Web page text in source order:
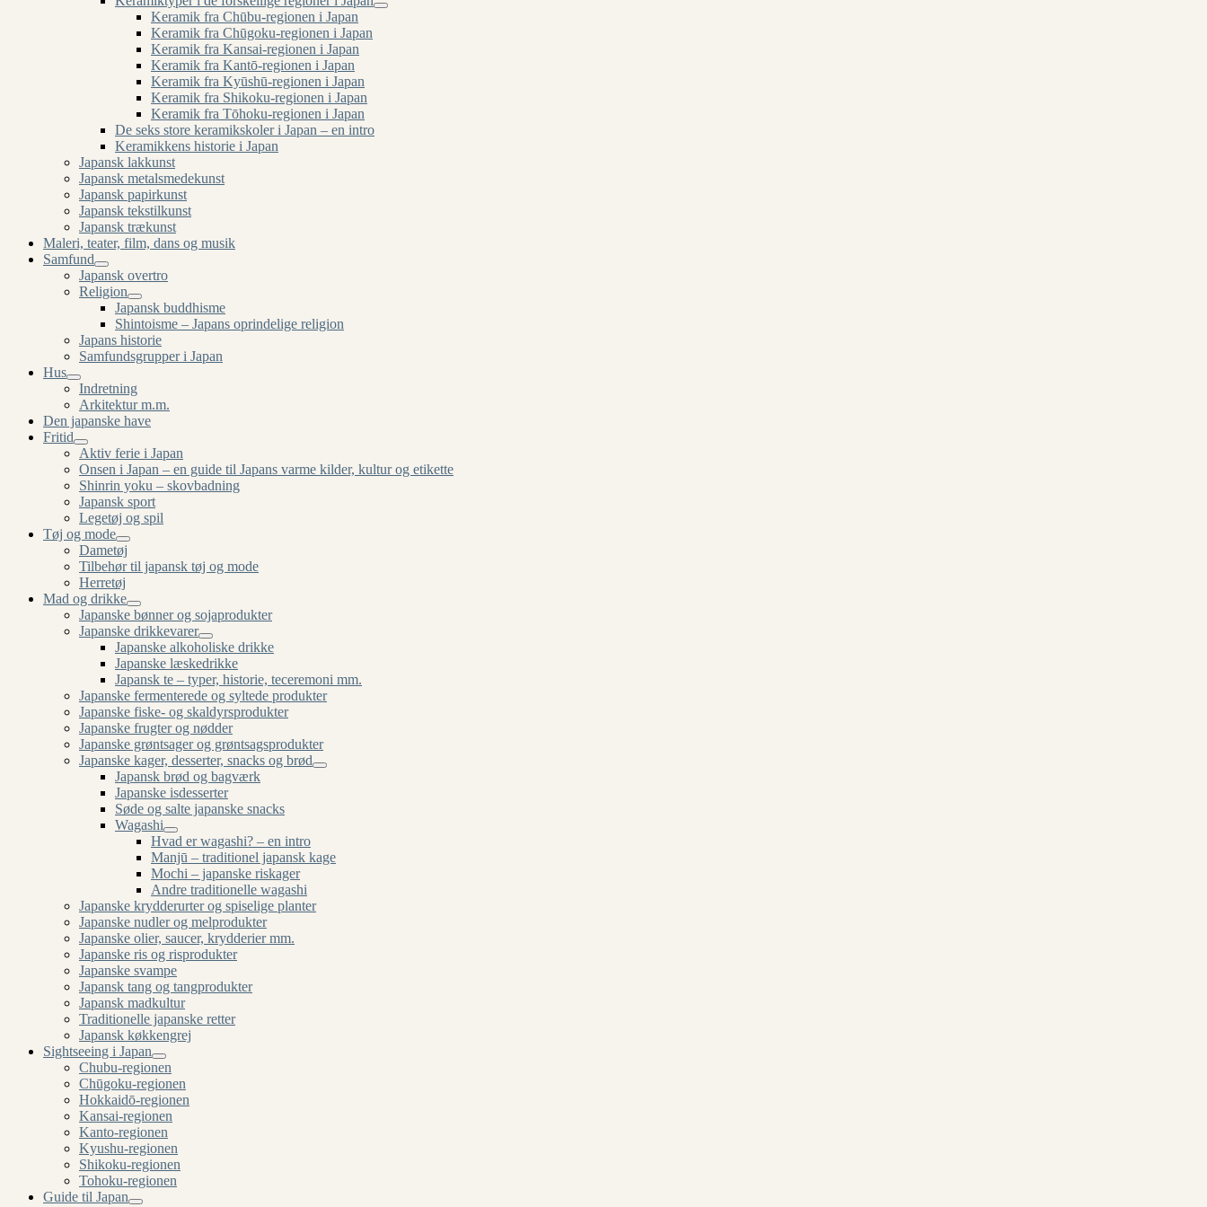
Keramik fra Chūbu-regionen i Japan
Keramik fra Chūgoku-regionen i Japan
Keramik fra Kansai-regionen i Japan
Keramik fra Kantō-regionen i Japan
Keramik fra Kyūshū-regionen i Japan
Keramik fra Shikoku-regionen i Japan
Keramik fra Tōhoku-regionen i Japan
De seks store keramikskoler i Japan – en intro
Keramikkens historie i Japan
Japansk lakkunst
Japansk metalsmedekunst
Japansk papirkunst
Japansk tekstilkunst
Japansk trækunst
Maleri, teater, film, dans og musik
Samfund
Japansk overtro
Religion
Japansk buddhisme
Shintoisme – Japans oprindelige religion
Japans historie
Samfundsgrupper i Japan
Hus
Indretning
Arkitektur m.m.
Den japanske have
Fritid
Aktiv ferie i Japan
Onsen i Japan – en guide til Japans varme kilder, kultur og etikette
Shinrin yoku – skovbadning
Japansk sport
Legetøj og spil
Tøj og mode
Dametøj
Tilbehør til japansk tøj og mode
Herretøj
Mad og drikke
Japanske bønner og sojaprodukter
Japanske drikkevarer
Japanske alkoholiske drikke
Japanske læskedrikke
Japansk te – typer, historie, teceremoni mm.
Japanske fermenterede og syltede produkter
Japanske fiske- og skaldyrsprodukter
Japanske frugter og nødder
Japanske grøntsager og grøntsagsprodukter
Japanske kager, desserter, snacks og brød
Japansk brød og bagværk
Japanske isdesserter
Søde og salte japanske snacks
Wagashi
Hvad er wagashi? – en intro
Manjū – traditionel japansk kage
Mochi – japanske riskager
Andre traditionelle wagashi
Japanske krydderurter og spiselige planter
Japanske nudler og melprodukter
Japanske olier, saucer, krydderier mm.
Japanske ris og risprodukter
Japanske svampe
Japansk tang og tangprodukter
Japansk madkultur
Traditionelle japanske retter
Japansk køkkengrej
Sightseeing i Japan
Chubu-regionen
Chūgoku-regionen
Hokkaidō-regionen
Kansai-regionen
Kanto-regionen
Kyushu-regionen
Shikoku-regionen
Tohoku-regionen
Guide til Japan